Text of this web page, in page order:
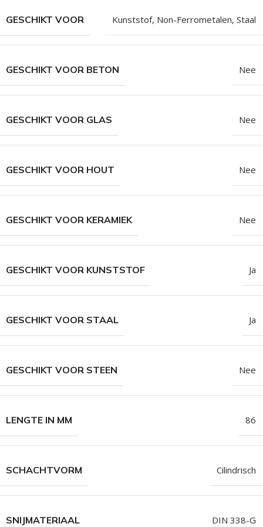
GESCHIKT VOOR Kunststof, Non-Ferrometalen, Staal
GESCHIKT VOOR BETON Nee
GESCHIKT VOOR GLAS Nee
GESCHIKT VOOR HOUT Nee
GESCHIKT VOOR KERAMIEK Nee
GESCHIKT VOOR KUNSTSTOF Ja
GESCHIKT VOOR STAAL Ja
GESCHIKT VOOR STEEN Nee
LENGTE IN MM 86
SCHACHTVORM Cilindrisch
SNIJMATERIAAL DIN 338-G